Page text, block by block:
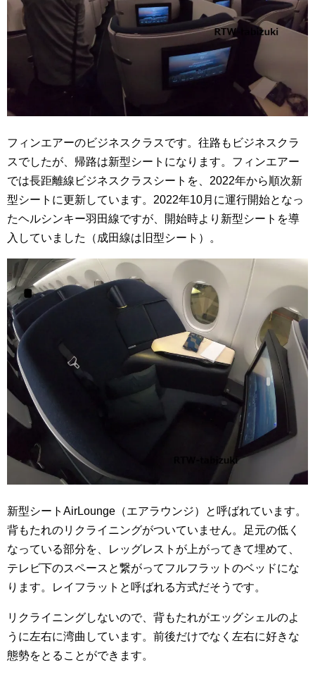
フィンエアーのビジネスクラスです。往路もビジネスクラ
スでしたが、帰路は新型シートになります。フィンエアー
では長距離線ビジネスクラスシートを、2022年から順次新
型シートに更新しています。2022年10月に運行開始となっ
たヘルシンキー羽田線ですが、開始時より新型シートを導
入していました（成田線は旧型シート）。
新型シートAirLounge（エアラウンジ）と呼ばれています。
背もたれのリクライニングがついていません。足元の低く
なっている部分を、レッグレストが上がってきて埋めて、
テレビ下のスペースと繋がってフルフラットのベッドにな
ります。レイフラットと呼ばれる方式だそうです。
リクライニングしないので、背もたれがエッグシェルのよ
うに左右に湾曲しています。前後だけでなく左右に好きな
態勢をとることができます。